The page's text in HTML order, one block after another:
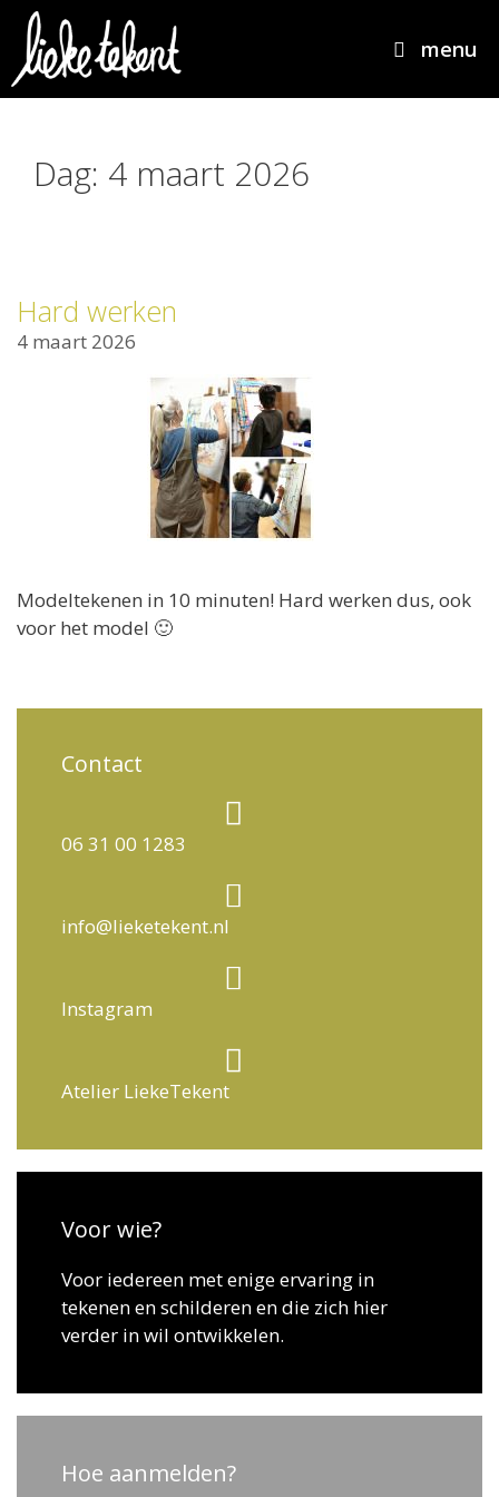
menu
Dag: 4 maart 2026
Hard werken
4 maart 2026
Modeltekenen in 10 minuten! Hard werken dus, ook
voor het model 🙂
Contact
06 31 00 1283
info@lieketekent.nl
Instagram
Atelier LiekeTekent
Voor wie?
Voor iedereen met enige ervaring in
tekenen en schilderen en die zich hier
verder in wil ontwikkelen.
Hoe aanmelden?